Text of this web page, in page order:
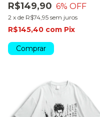
R$149,90 6% OFF
2 x de R$74,95 sem juros
R$145,40 com Pix
Comprar